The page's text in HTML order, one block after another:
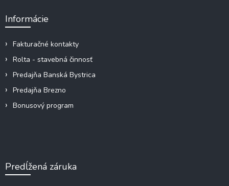
Informácie
Fakturačné kontakty
Rolta - stavebná činnosť
Predajňa Banská Bystrica
Predajňa Brezno
Bonusový program
Predĺžená záruka